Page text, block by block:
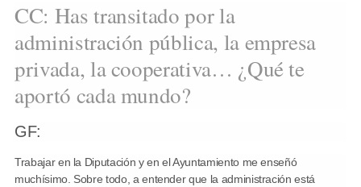
CC: Has transitado por la
administración pública, la empresa
privada, la cooperativa… ¿Qué te
aportó cada mundo?
GF:
Trabajar en la Diputación y en el Ayuntamiento me enseñó
muchísimo. Sobre todo, a entender que la administración está